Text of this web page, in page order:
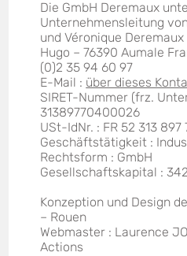
Die GmbH Deremaux
Unternehmensleitung
und Véronique
Hugo – 76390 Aumale
(0)2 35 94 60 97
E-Mail : über dieses
SIRET-Nummer (frz.
31389770400026
USt-IdNr. : FR 52 313 897
Geschäftstätigkeit :
Rechtsform : GmbH
Gesellschaftskapital :
Konzeption und Design
– Rouen
Webmaster : Laurence
Actions